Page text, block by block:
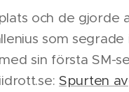
och de gjorde
som segrade
sin första SM-
Spurten